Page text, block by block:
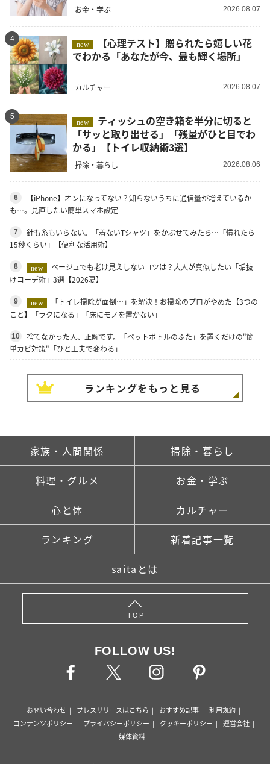
お金・学ぶ 2026.08.07
4
new
でわかる「あなたが今、最も輝く場所」
カルチャー 2026.08.07
5
new
「サッと取り出せる」「残量がひと目でわ
かる」【トイレ収納術3選】
掃除・暮らし 2026.08.06
6
【iPhone】オンになってない？知らないうちに通信量が増えているか
も…。見直したい簡単スマホ設定
7
針も糸もいらない。「着ないTシャツ」をかぶせてみたら…「慣れたら
15秒くらい」【便利な活用術】
8 new
ベージュでも老け見えしないコツは？大人が真似したい「垢抜
けコーデ術」3選【2026夏】
9 new
「トイレ掃除が面倒…」を解決！お掃除のプロがやめた【3つの
こと】「ラクになる」「床にモノを置かない」
10
捨てなかった人、正解です。「ペットボトルのふた」を置くだけの"簡
単カビ対策"「ひと工夫で変わる」
ランキングをもっと見る
家族・人間関係 掃除・暮らし
料理・グルメ お金・学ぶ
心と体 カルチャー
ランキング 新着記事一覧
saitaとは
TOP
FOLLOW US!
お問い合わせ プレスリリースはこちら おすすめ記事
利用規約
コンテンツポリシー
プライバシーポリシー クッキーポリシー
運営会社
媒体資料